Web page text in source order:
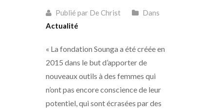
Publié par De Christ
Dans
Actualité
« La fondation Sounga a été créée en
2015 dans le but d’apporter de
nouveaux outils à des femmes qui
n’ont pas encore conscience de leur
potentiel, qui sont écrasées par des